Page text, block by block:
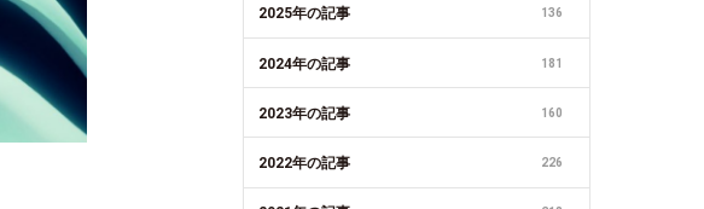
2025年の記事 136
2024年の記事 181
2023年の記事 160
2022年の記事 226